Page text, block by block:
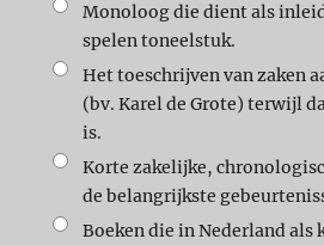
Monoloog die dient als
spelen toneelstuk.
Het toeschrijven van zaken
(bv. Karel de Grote) terwijl
is.
Korte zakelijke,
de belangrijkste
Boeken die in Nederland als